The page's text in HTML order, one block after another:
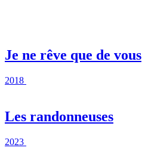
Je ne rêve que de vous
2018
Les randonneuses
2023